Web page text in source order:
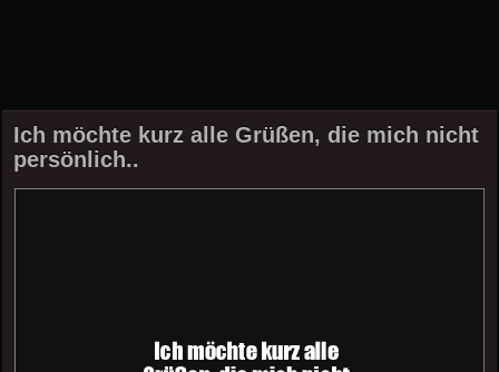
Ich möchte kurz alle Grüßen, die mich nicht
persönlich..